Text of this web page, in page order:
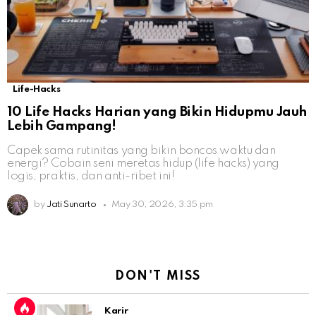
Life-Hacks
10 Life Hacks Harian yang Bikin Hidupmu Jauh
Lebih Gampang!
Capek sama rutinitas yang bikin boncos waktu dan
energi? Cobain seni meretas hidup (life hacks) yang
logis, praktis, dan anti-ribet ini!
by Jati Sunarto May 30, 2026, 3:35 pm
DON'T MISS
Karir